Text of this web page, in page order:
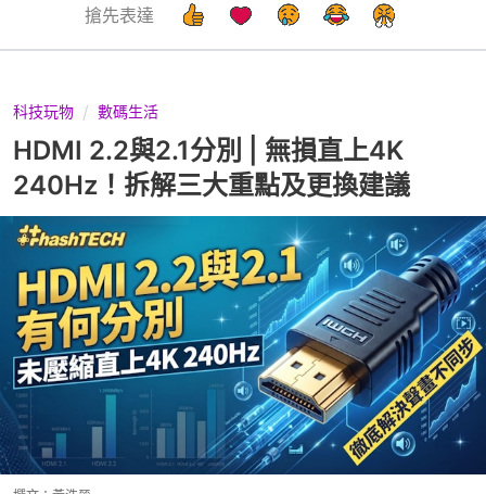
搶先表達
科技玩物 數碼生活
HDMI 2.2與2.1分別 | 無損直上4K
240Hz！拆解三大重點及更換建議